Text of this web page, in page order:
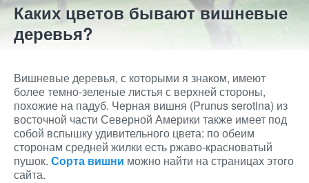
Каких цветов бывают вишневые
деревья?
Вишневые деревья, с которыми я знаком, имеют
более темно-зеленые листья с верхней стороны,
похожие на падуб. Черная вишня (Prunus serotina) из
восточной части Северной Америки также имеет под
собой вспышку удивительного цвета: по обеим
сторонам средней жилки есть ржаво-красноватый
пушок. Сорта вишни можно найти на страницах этого
сайта.